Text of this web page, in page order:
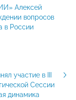
Алексей
вопросов
в России
участие в III
Сессии
динамика